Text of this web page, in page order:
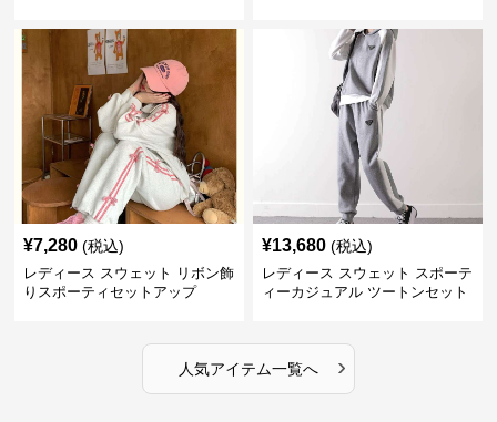
¥7,280 (税込)
レディース スウェット リボン飾
りスポーティセットアップ
¥13,680 (税込)
レディース スウェット スポーテ
ィーカジュアル ツートンセット
人気アイテム一覧へ ›